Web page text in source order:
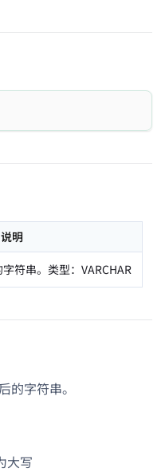
说明
符串。类型：VARCHAR
的字符串。
大写